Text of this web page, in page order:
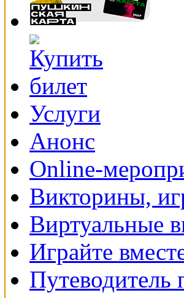
Услуги
Анонс
Online-
Викторины,
Виртуальные
Играйте
Путеводитель